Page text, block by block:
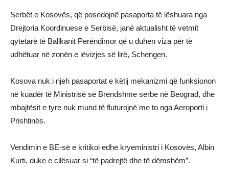
Serbët e Kosovës, që posedojnë pasaporta të lëshuara nga
Drejtoria Koordinuese e Serbisë, janë aktualisht të vetmit
qytetarë të Ballkanit Perëndimor që u duhen viza për të
udhëtuar në zonën e lëvizjes së lirë, Schengen.
Kosova nuk i njeh pasaportat e këtij mekanizmi që funksionon
në kuadër të Ministrisë së Brendshme serbe në Beograd, dhe
mbajtësit e tyre nuk mund të fluturojnë me to nga Aeroporti i
Prishtinës.
Vendimin e BE-së e kritikoi edhe kryeministri i Kosovës, Albin
Kurti, duke e cilësuar si “të padrejtë dhe të dëmshëm”.